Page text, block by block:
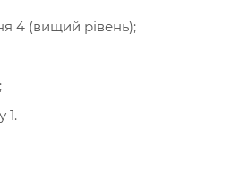
4 (вищий рівень);
1.